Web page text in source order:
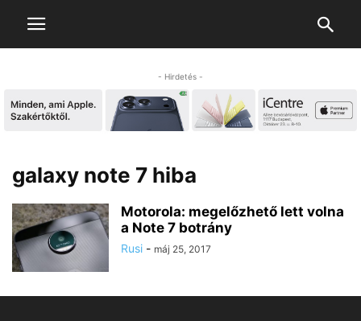
- Hirdetés -
galaxy note 7 hiba
Motorola: megelőzhető lett volna
a Note 7 botrány
Rusi - máj 25, 2017